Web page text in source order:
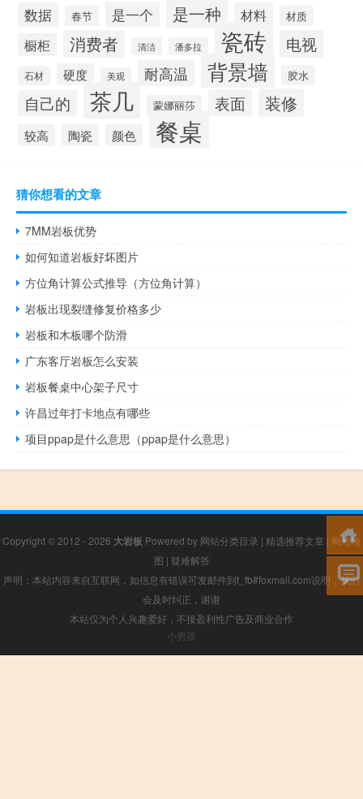
数据 春节 是一个 是一种 材料 材质
橱柜 消费者 清洁 潘多拉 瓷砖 电视
石材 硬度 美观 耐高温 背景墙 胶水
自己的 茶几 蒙娜丽莎 表面 装修
较高 陶瓷 颜色 餐桌
猜你想看的文章
7MM岩板优势
如何知道岩板好坏图片
方位角计算公式推导（方位角计算）
岩板出现裂缝修复价格多少
岩板和木板哪个防滑
广东客厅岩板怎么安装
岩板餐桌中心架子尺寸
许昌过年打卡地点有哪些
项目ppap是什么意思（ppap是什么意思）
Copyright © 2012 - 2026 大岩板 Powered by 网站分类目录 | 精选推荐文章 | 网站地
图 | 疑难解答
声明：本站内容来自互联网，如信息有错误可发邮件到f_fb#foxmail.com说明，我们
会及时纠正，谢谢
本站仅为个人兴趣爱好，不接盈利性广告及商业合作
小男孩